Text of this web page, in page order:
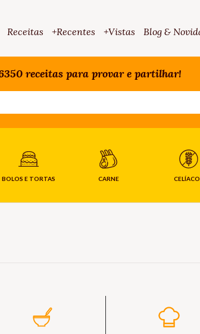
Receitas +Recentes +Vistas Blog &
receitas para provar e partilhar!
BOLOS E TORTAS CARNE